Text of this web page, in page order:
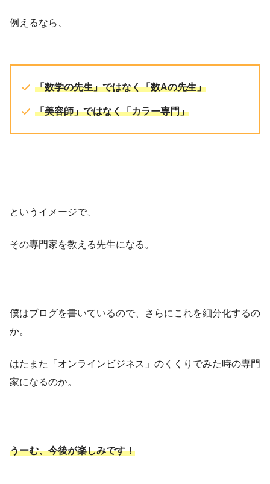
例えるなら、
「数学の先生」ではなく「数Aの先生」
「美容師」ではなく「カラー専門」
というイメージで、
その専門家を教える先生になる。
僕はブログを書いているので、さらにこれを細分化するの
か。
はたまた「オンラインビジネス」のくくりでみた時の専門
家になるのか。
うーむ、今後が楽しみです！